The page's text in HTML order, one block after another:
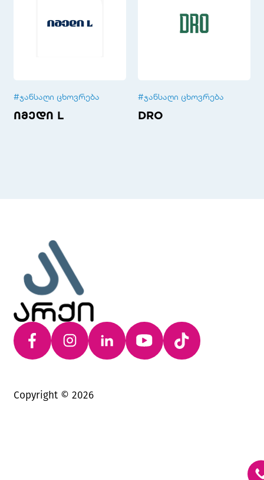
#ჯანსაღი ცხოვრება
იმედი L
#ჯანსაღი ცხოვრება
DRO
Copyright ©2026